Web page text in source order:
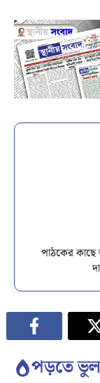
পাঠকের কাছে
পড়তে